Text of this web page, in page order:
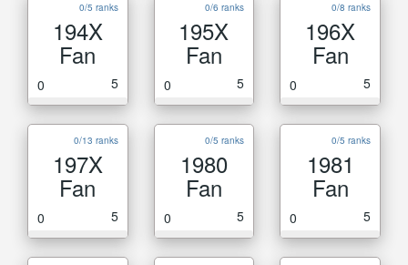
0/5 ranks
194X
Fan
0 5
0/6 ranks
195X
Fan
0 5
0/8 ranks
196X
Fan
0 5
0/13 ranks
197X
Fan
0 5
0/5 ranks
1980
Fan
0 5
0/5 ranks
1981
Fan
0 5